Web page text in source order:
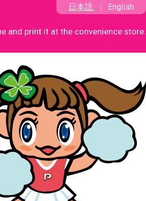
日本語 English
and print it at the convenience store.